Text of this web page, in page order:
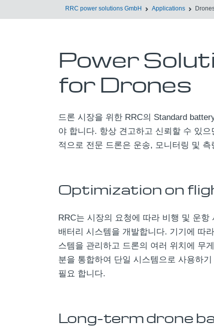
RRC power solutions GmbH Applications
Power
for Drones
드론 시장을 위한 RRC의 Standard
야 합니다. 항상 견고하고 신뢰할 수 있
적으로 전문 드론은 운송, 모니터링 및
Optimization on
RRC는 시장의 요청에 따라 비행 및 운
배터리 시스템을 개발합니다. 기기에 따
스템을 관리하고 드론의 ​​여러 위치에 무
분을 통합하여 단일 시스템으로 사용하
필요 합니다.
Long-term drone